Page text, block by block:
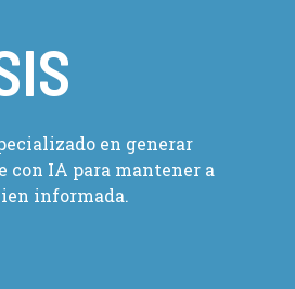
en generar
con IA para mantener a
informada.